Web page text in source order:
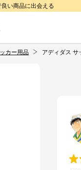
い商品に出会える
カー用品 アディダス サ